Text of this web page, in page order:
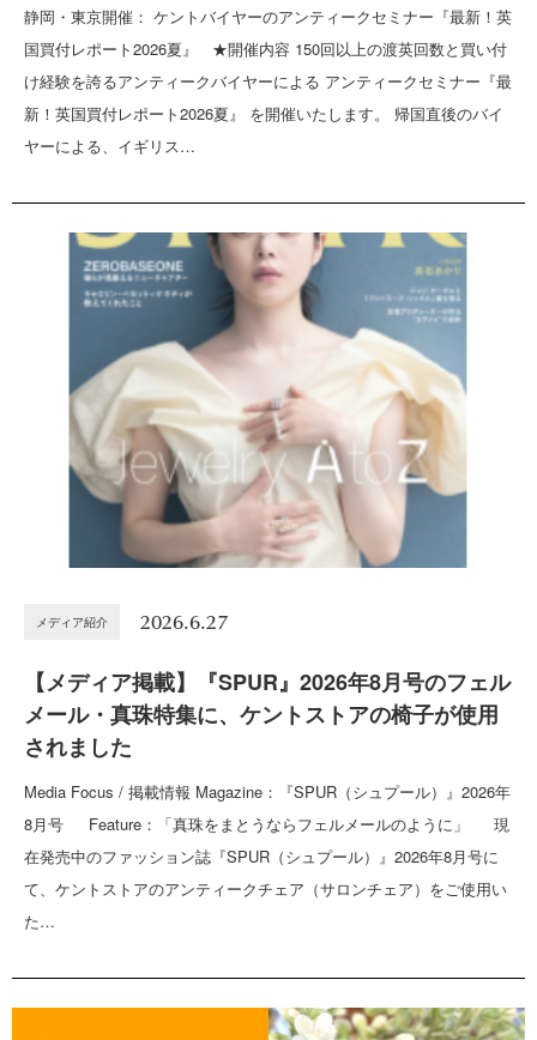
静岡・東京開催： ケントバイヤーのアンティークセミナー『最新！英
国買付レポート2026夏』 ★開催内容 150回以上の渡英回数と買い付
け経験を誇るアンティークバイヤーによる アンティークセミナー『最
新！英国買付レポート2026夏』 を開催いたします。 帰国直後のバイ
ヤーによる、イギリス…
メディア紹介 2026.6.27
【メディア掲載】『SPUR』2026年8月号のフェル
メール・真珠特集に、ケントストアの椅子が使用
されました
Media Focus / 掲載情報 Magazine：『SPUR（シュプール）』2026年
8月号 Feature：「真珠をまとうならフェルメールのように」 現
在発売中のファッション誌『SPUR（シュプール）』2026年8月号に
て、ケントストアのアンティークチェア（サロンチェア）をご使用い
た…